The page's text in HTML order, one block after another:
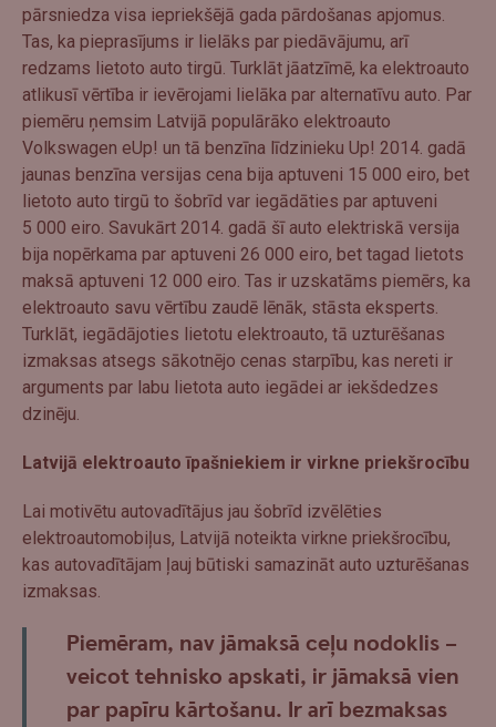
pārsniedza visa iepriekšējā gada pārdošanas apjomus.
Tas, ka pieprasījums ir lielāks par piedāvājumu, arī
redzams lietoto auto tirgū. Turklāt jāatzīmē, ka elektroauto
atlikusī vērtība ir ievērojami lielāka par alternatīvu auto. Par
piemēru ņemsim Latvijā populārāko elektroauto
Volkswagen eUp! un tā benzīna līdzinieku Up! 2014. gadā
jaunas benzīna versijas cena bija aptuveni 15 000 eiro, bet
lietoto auto tirgū to šobrīd var iegādāties par aptuveni
5 000 eiro. Savukārt 2014. gadā šī auto elektriskā versija
bija nopērkama par aptuveni 26 000 eiro, bet tagad lietots
maksā aptuveni 12 000 eiro. Tas ir uzskatāms piemērs, ka
elektroauto savu vērtību zaudē lēnāk, stāsta eksperts.
Turklāt, iegādājoties lietotu elektroauto, tā uzturēšanas
izmaksas atsegs sākotnējo cenas starpību, kas nereti ir
arguments par labu lietota auto iegādei ar iekšdedzes
dzinēju.
Latvijā elektroauto īpašniekiem ir virkne priekšrocību
Lai motivētu autovadītājus jau šobrīd izvēlēties
elektroautomobiļus, Latvijā noteikta virkne priekšrocību,
kas autovadītājam ļauj būtiski samazināt auto uzturēšanas
izmaksas.
Piemēram, nav jāmaksā ceļu nodoklis –
veicot tehnisko apskati, ir jāmaksā vien
par papīru kārtošanu. Ir arī bezmaksas